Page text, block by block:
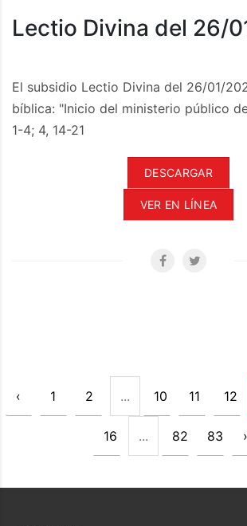
Lectio Divina del 26/
El subsidio Lectio Divina del 26/01/
bíblica: "Inicio del ministerio público de
1-4; 4, 14-21
DESCARGAR
VER EN LÍNEA
‹ 1 2 ... 10 11 12
16 ... 82 83 ›